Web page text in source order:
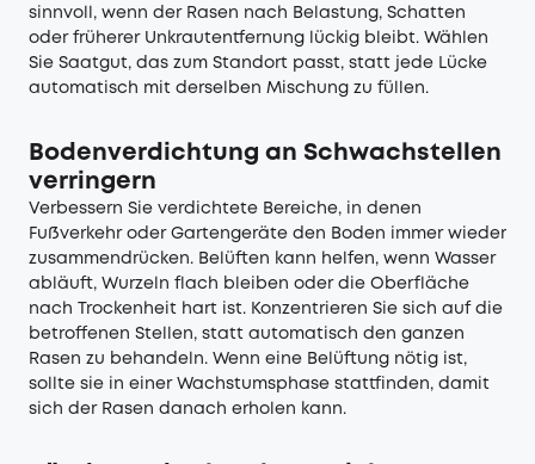
sinnvoll, wenn der Rasen nach Belastung, Schatten
oder früherer Unkrautentfernung lückig bleibt. Wählen
Sie Saatgut, das zum Standort passt, statt jede Lücke
automatisch mit derselben Mischung zu füllen.
Bodenverdichtung an Schwachstellen
verringern
Verbessern Sie verdichtete Bereiche, in denen
Fußverkehr oder Gartengeräte den Boden immer wieder
zusammendrücken. Belüften kann helfen, wenn Wasser
abläuft, Wurzeln flach bleiben oder die Oberfläche
nach Trockenheit hart ist. Konzentrieren Sie sich auf die
betroffenen Stellen, statt automatisch den ganzen
Rasen zu behandeln. Wenn eine Belüftung nötig ist,
sollte sie in einer Wachstumsphase stattfinden, damit
sich der Rasen danach erholen kann.